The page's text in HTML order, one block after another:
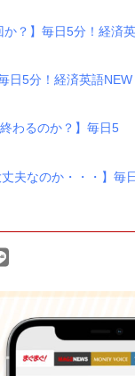
か？】毎日5分！経済
日5分！経済英語NEW
わるのか？】毎日5
夫なのか・・・】毎